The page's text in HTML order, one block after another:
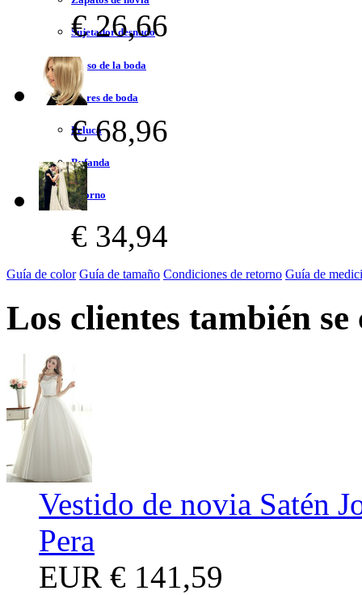
Sujetador desnudo
Bolso de la boda
Flores de boda
Peluca
Bufanda
Adorno
€ 26,66
€ 68,96
€ 34,94
Guía de color Guía de tamaño Condiciones de retorno Guía de
Los clientes también se
Vestido de novia Satén
Pera
EUR € 141,59